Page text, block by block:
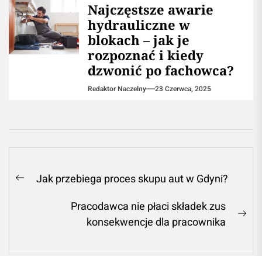
Najczęstsze awarie
hydrauliczne w
blokach – jak je
rozpoznać i kiedy
dzwonić po fachowca?
Redaktor Naczelny 23 Czerwca, 2025
Nawigacja
Previous
Jak przebiega proces skupu aut w Gdyni?
Pracodawca nie płaci składek zus
konsekwencje dla pracownika